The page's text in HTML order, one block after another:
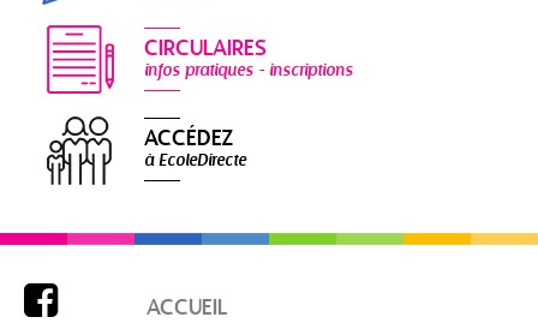
CIRCULAIRES
infos pratiques - inscriptions
ACCÉDEZ
à EcoleDirecte
 ACCUEIL